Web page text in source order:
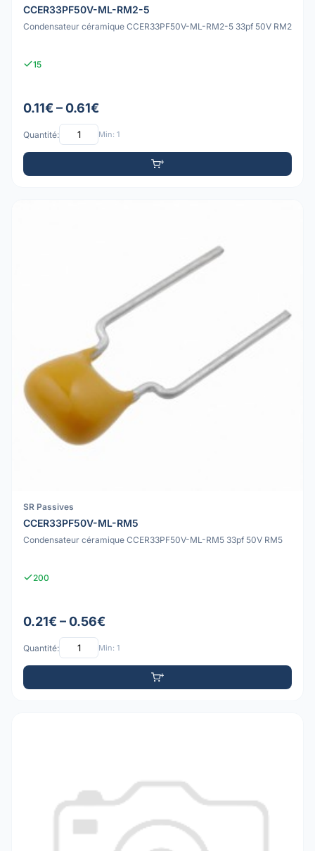
CCER33PF50V-ML-RM2-5
Condensateur céramique CCER33PF50V-ML-RM2-5 33pf 50V RM2
15
0.11€ – 0.61€
Quantité: Min: 1
SR Passives
CCER33PF50V-ML-RM5
Condensateur céramique CCER33PF50V-ML-RM5 33pf 50V RM5
200
0.21€ – 0.56€
Quantité: Min: 1